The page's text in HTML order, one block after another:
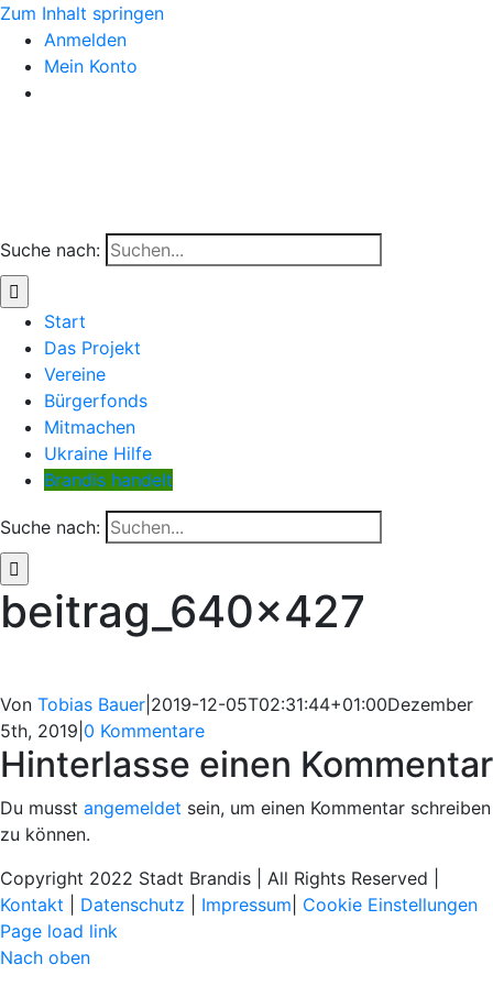
Zum Inhalt springen
Anmelden
Mein Konto
Suche nach:
Start
Das Projekt
Vereine
Bürgerfonds
Mitmachen
Ukraine Hilfe
Brandis handelt
Suche nach:
beitrag_640x427
Von Tobias Bauer 2019-12-05T02:31:44+01:00Dezember
5th, 2019 0 Kommentare
Hinterlasse einen Kommentar
Du musst angemeldet sein, um einen Kommentar schreiben
zu können.
Copyright 2022 Stadt Brandis | All Rights Reserved |
Kontakt
Datenschutz Impressum Cookie Einstellungen
Page load link
Nach oben